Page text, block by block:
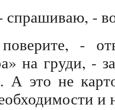
спрашиваю, -
-
на груди, -
А это не